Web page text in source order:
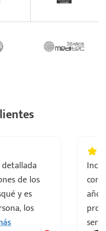
de los
y es
los